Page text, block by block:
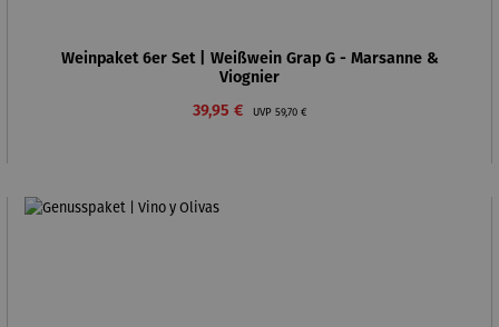
Weinpaket 6er Set | Weißwein Grap G - Marsanne &
Viognier
Verkaufspreis:
39,95 € UVP Regulärer Preis:
59,70 €